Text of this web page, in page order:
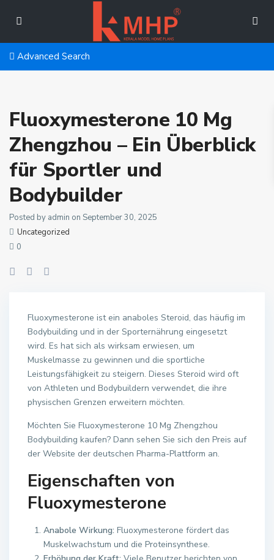
Advanced Search
Fluoxymesterone 10 Mg
Zhengzhou – Ein Überblick
für Sportler und
Bodybuilder
Posted by admin on September 30, 2025
Uncategorized
0
Fluoxymesterone ist ein anaboles Steroid, das häufig im
Bodybuilding und in der Sporternährung eingesetzt
wird. Es hat sich als wirksam erwiesen, um
Muskelmasse zu gewinnen und die sportliche
Leistungsfähigkeit zu steigern. Dieses Steroid wird oft
von Athleten und Bodybuildern verwendet, die ihre
physischen Grenzen erweitern möchten.
Möchten Sie Fluoxymesterone 10 Mg Zhengzhou
Bodybuilding kaufen? Dann sehen Sie sich den Preis auf
der Website der deutschen Pharma-Plattform an.
Eigenschaften von
Fluoxymesterone
Anabole Wirkung: Fluoxymesterone fördert das
Muskelwachstum und die Proteinsynthese.